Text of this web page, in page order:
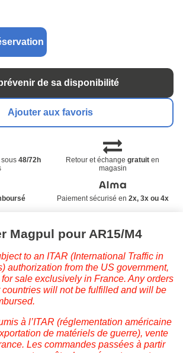
de sa disponibilité
Ajouter aux favoris
sous48/72h
Retour et échangegratuit en
magasin
Paiement sécurisé en 2x, 3x ou 4x
Magpul pour AR15/M4
to an ITAR (International Traffic in
authorization from the US government,
sale exclusively in France. Any orders
countries will not be fulfilled and will be
à l’ITAR (réglementation américaine
de matériels de guerre), vente
Les commandes passées à partir